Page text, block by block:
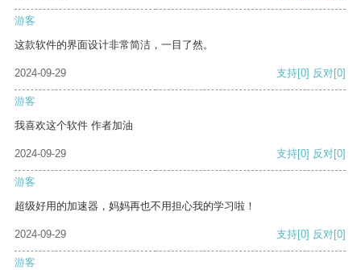
游客
这款软件的界面设计非常简洁，一目了然。
2024-09-29 支持[0] 反对[0]
游客
我喜欢这个软件 作者加油
2024-09-29 支持[0] 反对[0]
游客
超级好用的加速器，妈妈再也不用担心我的学习啦！
2024-09-29 支持[0] 反对[0]
游客